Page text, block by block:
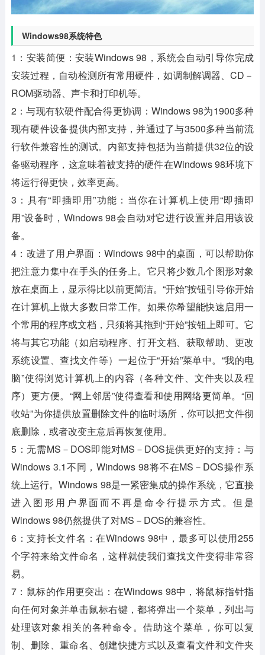
Windows98系统特色
1：安装简便：安装Windows 98，系统会自动引导你完成
安装过程，自动检测所有常用硬件，如调制解调器、CD－
ROM驱动器、声卡和打印机等。
2：与现有软硬件配合得更协调：Windows 98为1900多种
现有硬件设备提供内部支持，并通过了与3500多种当前流
行软件兼容性的测试。内部支持包括为当前提供32位的设
备驱动程序，这意味着被支持的硬件在Windows 98环境下
将运行得更快，效率更高。
3：具有“即插即用”功能：当你在计算机上使用“即插即
用”设备时，Windows 98会自动对它进行设置并启用该设
备。
4：改进了用户界面：Windows 98中的桌面，可以帮助你
把注意力集中在手头的任务上。它只将少数几个图形对象
放在桌面上，显示得比以前更简洁。“开始”按钮引导你开始
在计算机上做大多数日常工作。如果你希望能快速启用一
个常用的程序或文档，只须将其拖到“开始”按钮上即可。它
将与其它功能（如启动程序、打开文档、获取帮助、更改
系统设置、查找文件等）一起位于“开始”菜单中。“我的电
脑”使得浏览计算机上的内容（各种文件、文件夹以及程
序）更方便。“网上邻居”使得查看和使用网络更简单。“回
收站”为你提供放置删除文件的临时场所，你可以把文件彻
底删除，或者改变主意后再恢复使用。
5：无需MS－DOS即能对MS－DOS提供更好的支持：与
Windows 3.1不同，Windows 98将不在MS－DOS操作系
统上运行。Windows 98是一紧密集成的操作系统，它直接
进入图形用户界面而不再是命令行提示方式。但是
Windows 98仍然提供了对MS－DOS的兼容性。
6：支持长文件名：在Windows 98中，最多可以使用255
个字符来给文件命名，这样就使我们查找文件变得非常容
易。
7：鼠标的作用更突出：在Windows 98中，将鼠标指针指
向任何对象并单击鼠标右键，都将弹出一个菜单，列出与
处理该对象相关的各种命令。借助这个菜单，你可以复
制、删除、重命名、创建快捷方式以及查看文件和文件夹